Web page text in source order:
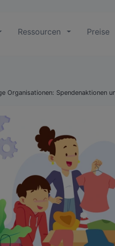
Ressourcen Preise
Organisationen: Spendenaktionen